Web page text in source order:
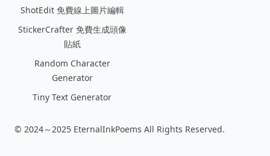
ShotEdit 免費線上圖片編輯
StickerCrafter 免費生成頭像
貼紙
Random Character
Generator
Tiny Text Generator
© 2024～2025 EternalInkPoems All Rights Reserved.